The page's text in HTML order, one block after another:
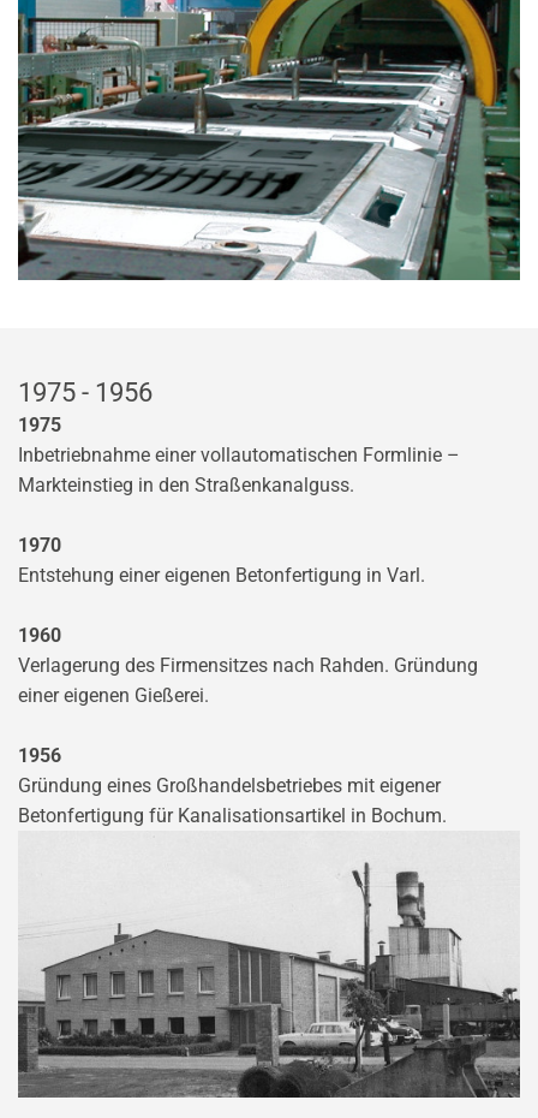
1975 - 1956
1975
Inbetriebnahme einer vollautomatischen Formlinie –
Markteinstieg in den Straßenkanalguss.
1970
Entstehung einer eigenen Betonfertigung in Varl.
1960
Verlagerung des Firmensitzes nach Rahden. Gründung
einer eigenen Gießerei.
1956
Gründung eines Großhandelsbetriebes mit eigener
Betonfertigung für Kanalisationsartikel in Bochum.